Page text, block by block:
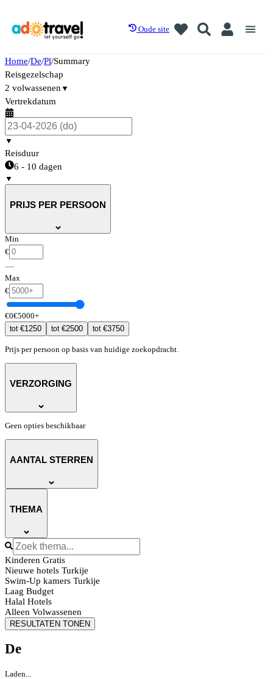
Oude site
Home/De/Pl/Summary
Reisgezelschap
2 volwassenen ▼
Vertrekdatum
▼
Reisduur
6 - 10 dagen
▼
PRIJS PER PERSOON
Min
€
—
Max
€
€0€5000+
tot€1250 tot€2500 tot€3750
Prijs per persoon op basis van huidige zoekopdracht.
VERZORGING
Geen opties beschikbaar
AANTAL STERREN
THEMA
Kinderen Gratis
Nieuwe hotels Turkije
Swim-Up kamers Turkije
Laag Budget
Halal Hotels
Alleen Volwassenen
RESULTATEN TONEN
De
Laden...